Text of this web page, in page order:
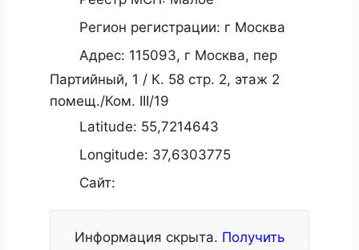
Регион регистрации: г Москва
Адрес: 115093, г Москва, пер
Партийный, 1 / К. 58 стр. 2, этаж 2
помещ./Ком. III/19
Latitude: 55,7214643
Longitude: 37,6303775
Сайт:
Информация скрыта. Получить